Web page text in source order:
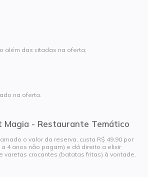
além das citadas na oferta;
na oferta.
Magia - Restaurante Temático
o valor da reserva, custa R$ 49,90 por
4 anos não pagam) e dá direito a elixir
varetas crocantes (batatas fritas) à vontade.